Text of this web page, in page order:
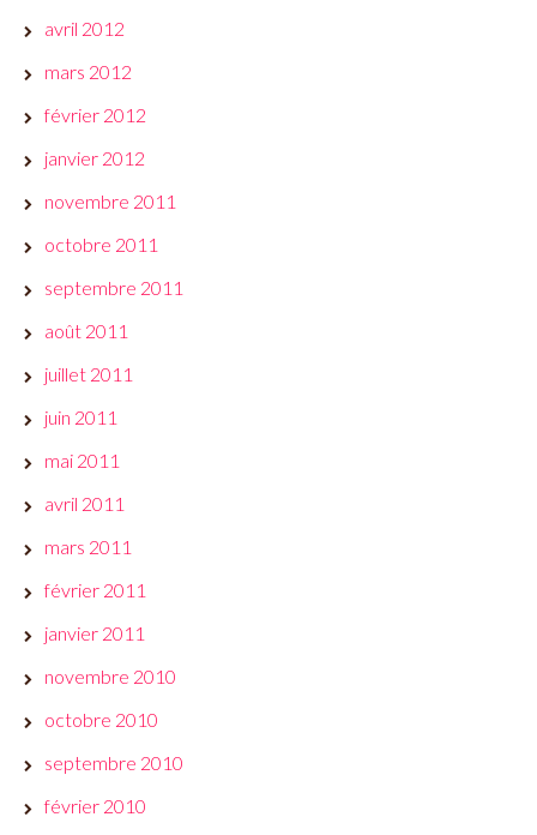
avril 2012
mars 2012
février 2012
janvier 2012
novembre 2011
octobre 2011
septembre 2011
août 2011
juillet 2011
juin 2011
mai 2011
avril 2011
mars 2011
février 2011
janvier 2011
novembre 2010
octobre 2010
septembre 2010
février 2010